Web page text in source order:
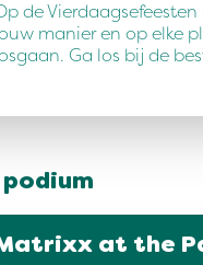
de
manier en op elke
Ga los bij de
at the